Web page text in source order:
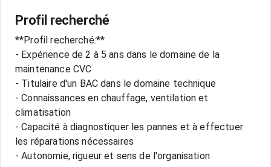
Profil recherché
**Profil recherché:**
- Expérience de 2 à 5 ans dans le domaine de la
maintenance CVC
- Titulaire d'un BAC dans le domaine technique
- Connaissances en chauffage, ventilation et
climatisation
- Capacité à diagnostiquer les pannes et à effectuer
les réparations nécessaires
- Autonomie, rigueur et sens de l'organisation